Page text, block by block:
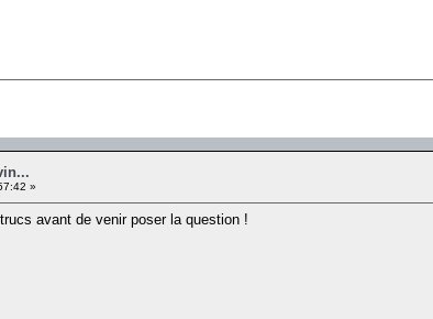
»
avant de venir poser la question !